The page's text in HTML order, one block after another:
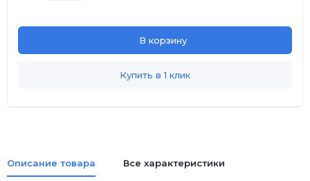
В корзину
Купить в 1 клик
Описание товара Все характеристики